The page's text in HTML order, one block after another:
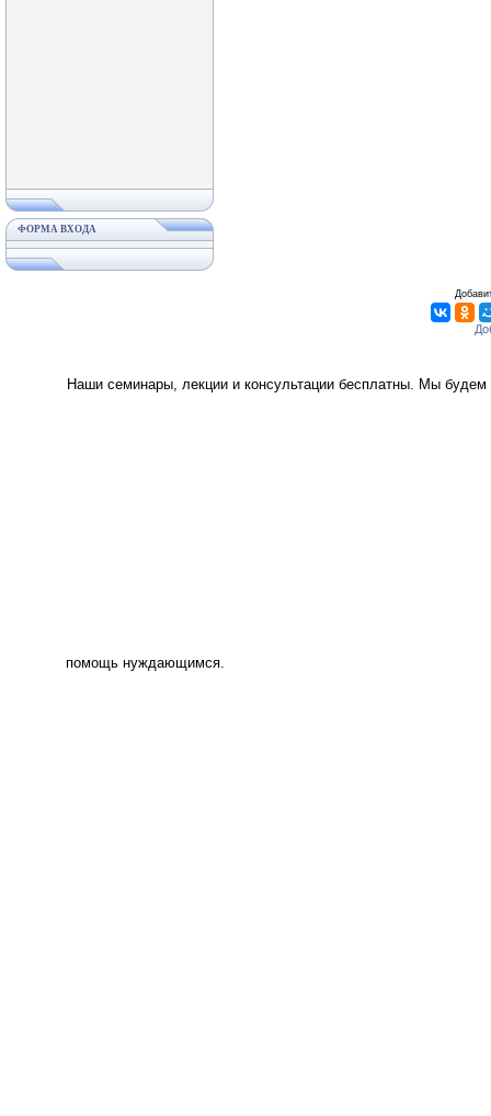
ФОРМА ВХОДА
Наши семинары, лекции и консультации бесплатны. Мы
помощь нуждающимся.